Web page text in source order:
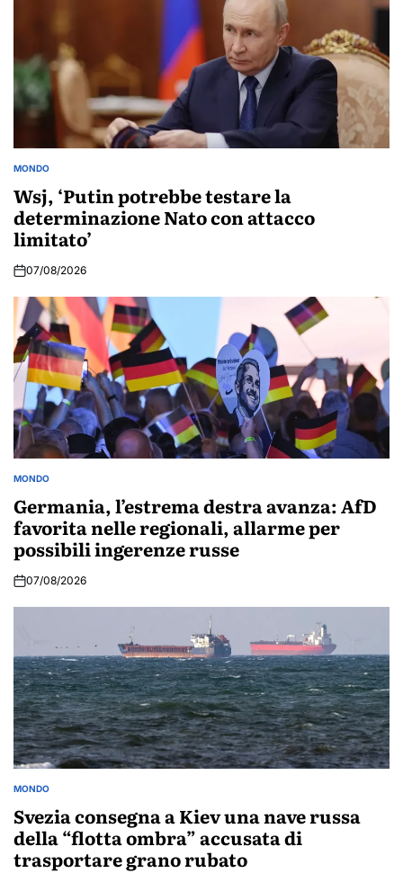
POSTED
MONDO
Wsj, ‘Putin potrebbe testare la
determinazione Nato con attacco
limitato’
07/08/2026
POSTED
MONDO
Germania, l’estrema destra avanza: AfD
favorita nelle regionali, allarme per
possibili ingerenze russe
07/08/2026
POSTED
MONDO
Svezia consegna a Kiev una nave russa
della “flotta ombra” accusata di
trasportare grano rubato